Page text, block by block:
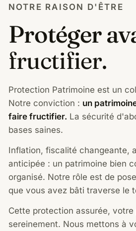
NOTRE RAISON D'ÊTRE
Protéger
fructifier.
Protection Patrimoine est un
Notre conviction : un
faire fructifier. La sécurité
bases saines.
Inflation, fiscalité changeante,
anticipée : un patrimoine bien
organisé. Notre rôle est de
que vous avez bâti traverse le
Cette protection assurée,
sereinement. Nous mettons à